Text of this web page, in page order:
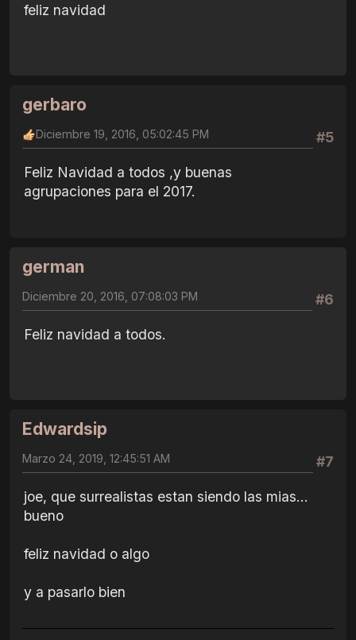
feliz navidad
gerbaro
#5
Diciembre 19, 2016, 05:02:45 PM
Feliz Navidad a todos ,y buenas
agrupaciones para el 2017.
german
#6
Diciembre 20, 2016, 07:08:03 PM
Feliz navidad a todos.
Edwardsip
#7
Marzo 24, 2019, 12:45:51 AM
joe, que surrealistas estan siendo las mias...
bueno
feliz navidad o algo
y a pasarlo bien